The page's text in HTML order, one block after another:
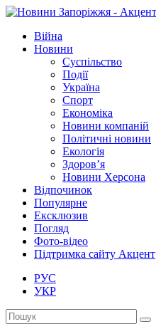
Війна
Новини
Суспільство
Події
Україна
Спорт
Економіка
Новини компаній
Політичні новини
Екологія
Здоров’я
Новини Херсона
Відпочинок
Популярне
Ексклюзив
Погляд
Фото-відео
Підтримка сайту Акцент
РУС
УКР